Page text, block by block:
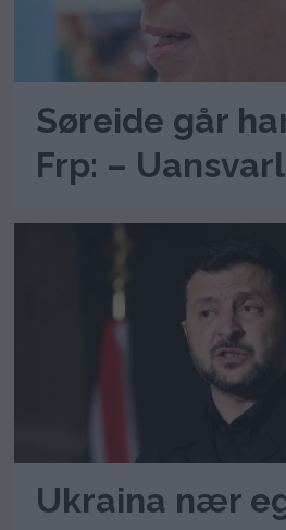
Søreide går
Frp: –
Ukraina nær